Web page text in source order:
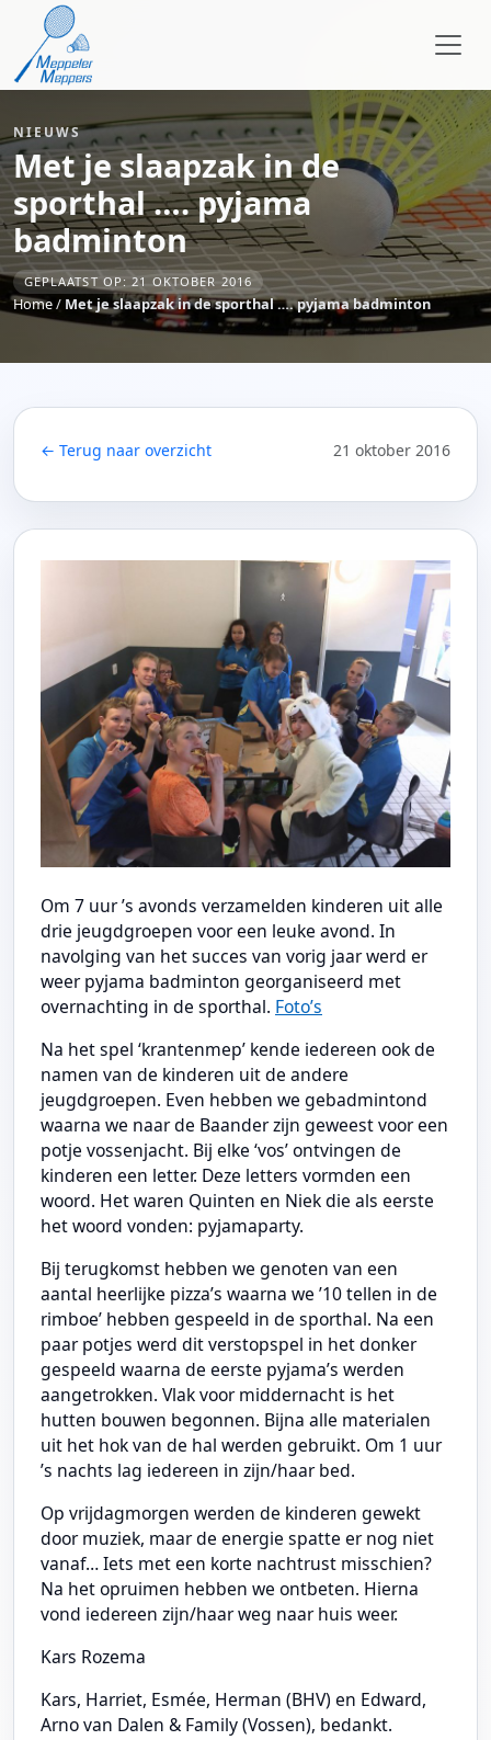
NIEUWS
Met je slaapzak in de
sporthal …. pyjama
badminton
GEPLAATST OP: 21 OKTOBER 2016
Home/ Met je slaapzak in de sporthal …. pyjama badminton
← Terug naar overzicht 21 oktober 2016
Om 7 uur ’s avonds verzamelden kinderen uit alle
drie jeugdgroepen voor een leuke avond. In
navolging van het succes van vorig jaar werd er
weer pyjama badminton georganiseerd met
overnachting in de sporthal. Foto’s
Na het spel ‘krantenmep’ kende iedereen ook de
namen van de kinderen uit de andere
jeugdgroepen. Even hebben we gebadmintond
waarna we naar de Baander zijn geweest voor een
potje vossenjacht. Bij elke ‘vos’ ontvingen de
kinderen een letter. Deze letters vormden een
woord. Het waren Quinten en Niek die als eerste
het woord vonden: pyjamaparty.
Bij terugkomst hebben we genoten van een
aantal heerlijke pizza’s waarna we ’10 tellen in de
rimboe’ hebben gespeeld in de sporthal. Na een
paar potjes werd dit verstopspel in het donker
gespeeld waarna de eerste pyjama’s werden
aangetrokken. Vlak voor middernacht is het
hutten bouwen begonnen. Bijna alle materialen
uit het hok van de hal werden gebruikt. Om 1 uur
’s nachts lag iedereen in zijn/haar bed.
Op vrijdagmorgen werden de kinderen gewekt
door muziek, maar de energie spatte er nog niet
vanaf… Iets met een korte nachtrust misschien?
Na het opruimen hebben we ontbeten. Hierna
vond iedereen zijn/haar weg naar huis weer.
Kars Rozema
Kars, Harriet, Esmée, Herman (BHV) en Edward,
Arno van Dalen & Family (Vossen), bedankt.